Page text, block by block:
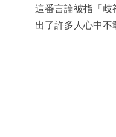
這番言論被指「歧
出了許多人心中不